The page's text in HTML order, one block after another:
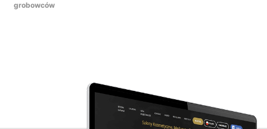
grobowców